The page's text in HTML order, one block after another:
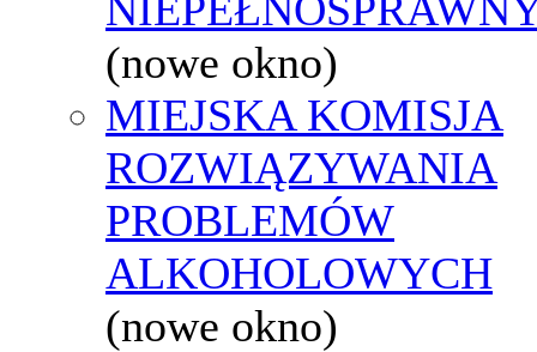
(nowe okno)
MIEJSKA KOMISJA
ROZWIĄZYWANIA
PROBLEMÓW
ALKOHOLOWYCH
(nowe okno)